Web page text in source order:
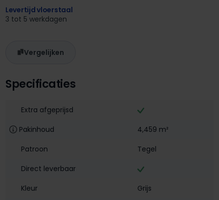
Specificaties
Extra afgeprijsd
Pakinhoud
4,459 m²
Patroon
Tegel
Direct leverbaar
Kleur
Grijs
Levertijd vloerstaal
3 tot 5 werkdagen
Vergelijken